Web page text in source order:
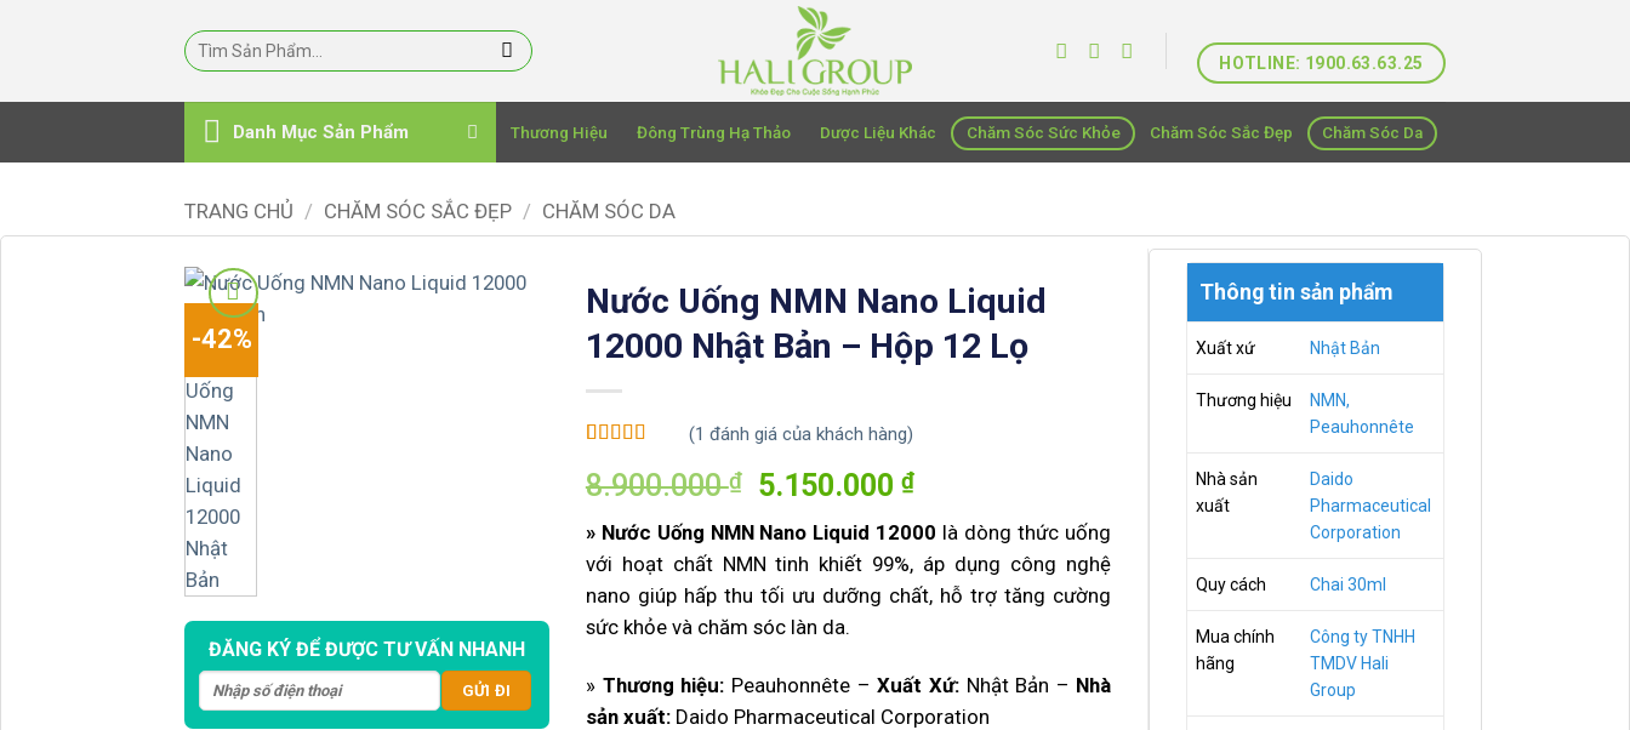
dung
HOTLINE: 1900.63.63.25
Danh Mục Sản Phẩm Thương Hiệu Đông Trùng Hạ Thảo Dược Liệu Khác Chăm Sóc Sức Khỏe Chăm Sóc Sắc Đẹp Chăm Sóc Da
TRANG CHỦ / CHĂM SÓC SẮC ĐẸP / CHĂM SÓC DA
Thông tin sản phẩm
Xuất xứ Nhật Bản
Thương hiệu
NMN,
Peauhonnête
Nhà sản
xuất
Daido
Pharmaceutical
Corporation
Quy cách Chai 30ml
Mua chính
hãng
Công ty TNHH
TMDV Hali
Group
-42%
ĐĂNG KÝ ĐỂ ĐƯỢC TƯ VẤN NHANH
Nước Uống NMN Nano Liquid
12000 Nhật Bản – Hộp 12 Lọ
trênđánh
giá
(1 đánh giá của khách hàng)
8.900.000₫
Giá
là:
8.900.000 ₫.
5.150.000₫Giá
tại
là:
5.150.000 ₫.
» Nước Uống NMN Nano Liquid 12000 là dòng thức uống
với hoạt chất NMN tinh khiết 99%, áp dụng công nghệ
nano giúp hấp thu tối ưu dưỡng chất, hỗ trợ tăng cường
sức khỏe và chăm sóc làn da.
» Thương hiệu: Peauhonnête – Xuất Xứ:Nhật Bản – Nhà
sản xuất:Daido Pharmaceutical Corporation